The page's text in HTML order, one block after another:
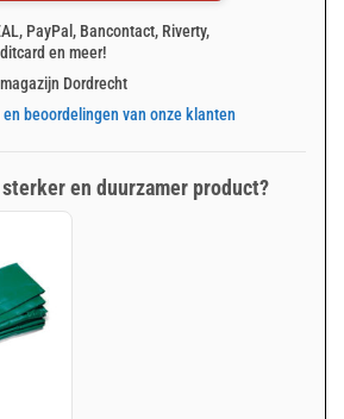
PayPal, Bancontact, Riverty,
en meer!
Dordrecht
beoordelingen van onze klanten
en duurzamer product?